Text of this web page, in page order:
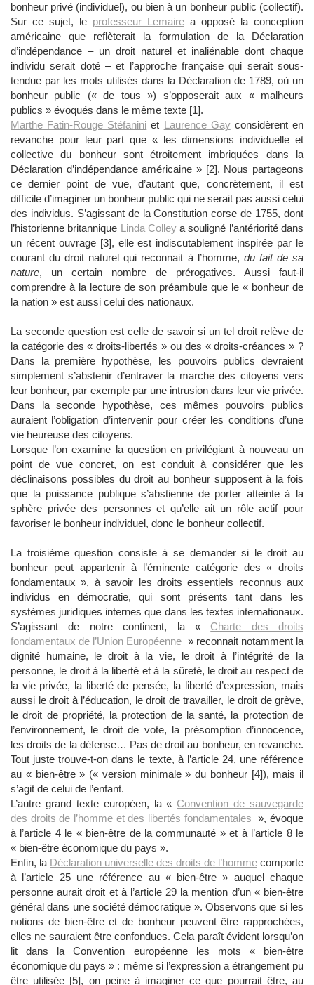
bonheur privé (individuel), ou bien à un bonheur public (collectif).
Sur ce sujet, le professeur Lemaire a opposé la conception
américaine que reflèterait la formulation de la Déclaration
d’indépendance – un droit naturel et inaliénable dont chaque
individu serait doté – et l’approche française qui serait sous-
tendue par les mots utilisés dans la Déclaration de 1789, où un
bonheur public (« de tous ») s’opposerait aux « malheurs
publics » évoqués dans le même texte [1].
Marthe Fatin-Rouge Stéfanini et Laurence Gayconsidèrent en
revanche pour leur part que « les dimensions individuelle et
collective du bonheur sont étroitement imbriquées dans la
Déclaration d’indépendance américaine » [2]. Nous partageons
ce dernier point de vue, d’autant que, concrètement, il est
difficile d’imaginer un bonheur public qui ne serait pas aussi celui
des individus. S’agissant de la Constitution corse de 1755, dont
l’historienne britannique Linda Colleya souligné l’antériorité dans
un récent ouvrage [3], elle est indiscutablement inspirée par le
courant du droit naturel qui reconnait à l’homme, du fait de sa
nature, un certain nombre de prérogatives. Aussi faut-il
comprendre à la lecture de son préambule que le « bonheur de
la nation » est aussi celui des nationaux.
La seconde question est celle de savoir si un tel droit relève de
la catégorie des « droits-libertés » ou des « droits-créances » ?
Dans la première hypothèse, les pouvoirs publics devraient
simplement s’abstenir d’entraver la marche des citoyens vers
leur bonheur, par exemple par une intrusion dans leur vie privée.
Dans la seconde hypothèse, ces mêmes pouvoirs publics
auraient l’obligation d’intervenir pour créer les conditions d’une
vie heureuse des citoyens.
Lorsque l’on examine la question en privilégiant à nouveau un
point de vue concret, on est conduit à considérer que les
déclinaisons possibles du droit au bonheur supposent à la fois
que la puissance publique s’abstienne de porter atteinte à la
sphère privée des personnes et qu’elle ait un rôle actif pour
favoriser le bonheur individuel, donc le bonheur collectif.
La troisième question consiste à se demander si le droit au
bonheur peut appartenir à l’éminente catégorie des « droits
fondamentaux », à savoir les droits essentiels reconnus aux
individus en démocratie, qui sont présents tant dans les
systèmes juridiques internes que dans les textes internationaux.
S’agissant de notre continent, la « Charte des droits
fondamentaux de l’Union Européenne » reconnait notamment la
dignité humaine, le droit à la vie, le droit à l’intégrité de la
personne, le droit à la liberté et à la sûreté, le droit au respect de
la vie privée, la liberté de pensée, la liberté d’expression, mais
aussi le droit à l’éducation, le droit de travailler, le droit de grève,
le droit de propriété, la protection de la santé, la protection de
l’environnement, le droit de vote, la présomption d’innocence,
les droits de la défense… Pas de droit au bonheur, en revanche.
Tout juste trouve-t-on dans le texte, à l’article 24, une référence
au « bien-être » (« version minimale » du bonheur [4]), mais il
s’agit de celui de l’enfant.
L’autre grand texte européen, la « Convention de sauvegarde
des droits de l’homme et des libertés fondamentales », évoque
à l’article 4 le « bien-être de la communauté » et à l’article 8 le
« bien-être économique du pays ».
Enfin, la Déclaration universelle des droits de l’homme comporte
à l’article 25 une référence au « bien-être » auquel chaque
personne aurait droit et à l’article 29 la mention d’un « bien-être
général dans une société démocratique ». Observons que si les
notions de bien-être et de bonheur peuvent être rapprochées,
elles ne sauraient être confondues. Cela paraît évident lorsqu’on
lit dans la Convention européenne les mots « bien-être
économique du pays » : même si l’expression a étrangement pu
être utilisée [5], on peine à imaginer ce que pourrait être, au